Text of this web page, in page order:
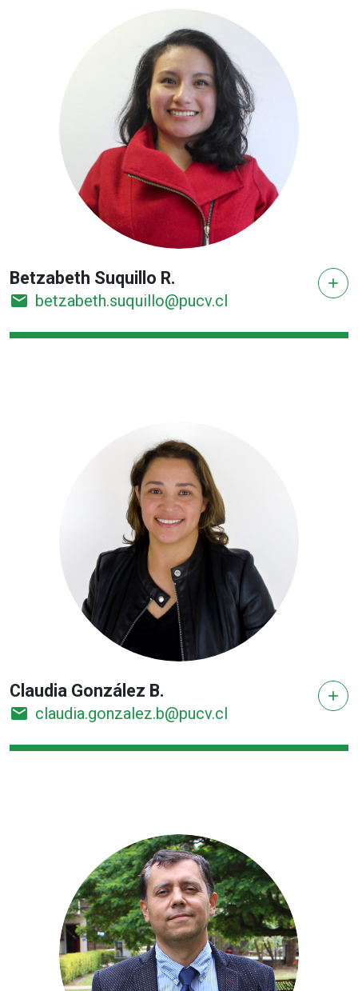
Betzabeth Suquillo R.
email betzabeth.suquillo@pucv.cl
add
Claudia González B.
email claudia.gonzalez.b@pucv.cl
add